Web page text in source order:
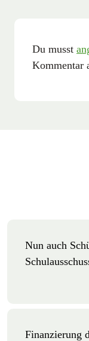
Du musst
Kommentar
Nun auch
Finanzierung